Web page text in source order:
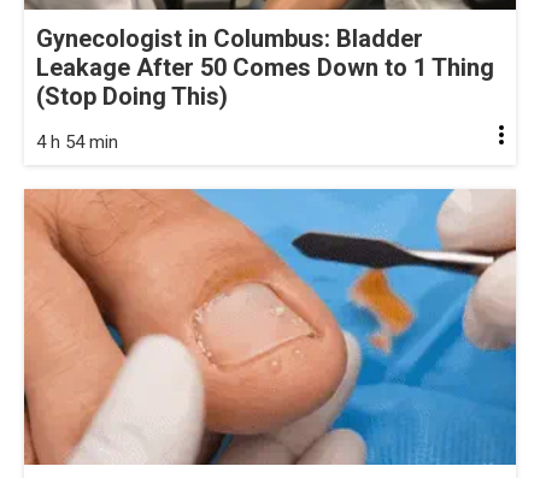
Gynecologist in Columbus: Bladder
Leakage After 50 Comes Down to 1 Thing
(Stop Doing This)
4 h 54 min